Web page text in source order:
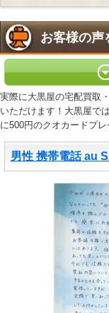
お客様の声
実際に大黒屋の宅配買取
いただけます！大黒屋で
に500円のクオカードプ
男性 携帯電話 au